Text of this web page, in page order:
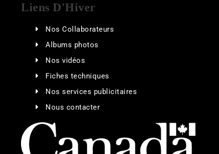
Liens D'Hiver
Nos Collaborateurs
Albums photos
Nos vidéos
Fiches techniques
Nos services publicitaires
Nous contacter